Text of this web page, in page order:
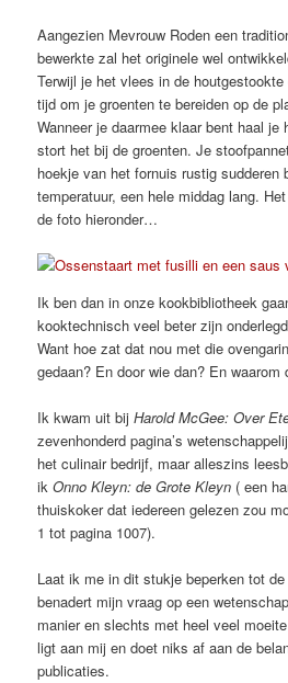
Aangezien Mevrouw Roden een
bewerkte zal het originele wel
Terwijl je het vlees in de
tijd om je groenten te bereiden op de
Wanneer je daarmee klaar bent haal
stort het bij de groenten. Je
hoekje van het fornuis rustig sudderen
temperatuur, een hele middag lang.
de foto hieronder…
Ik ben dan in onze kookbibliotheek
kooktechnisch veel beter zijn
Want hoe zat dat nou met die
gedaan? En door wie dan? En waarom
Ik kwam uit bijHarold McGee: Over
zevenhonderd pagina’s
het culinair bedrijf, maar alleszins
ikOnno Kleyn: de Grote Kleyn ( een
thuiskoker dat iedereen gelezen zou
1 tot pagina 1007).
Laat ik me in dit stukje beperken tot
benadert mijn vraag op een
manier en slechts met heel veel
ligt aan mij en doet niks af aan de
publicaties.